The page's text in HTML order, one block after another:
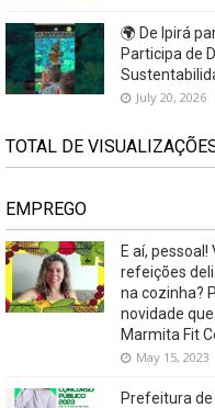
🌍 De Ipirá
Participa de
July 20, 2026
TOTAL DE
EMPREGO
E aí,
refeições
na cozinha?
novidade
Marmita Fit
May 15, 2023
Prefeitura